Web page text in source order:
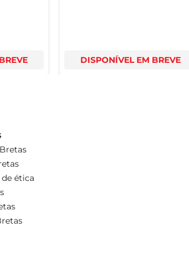
DISPONÍVEL EM BREVE
ética